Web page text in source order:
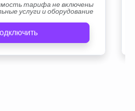
тарифа не включены
услуги и оборудование